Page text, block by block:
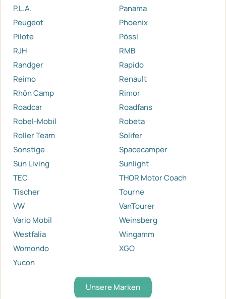
P.L.A.
Panama
Peugeot
Phoenix
Pilote
Pössl
RJH
RMB
Randger
Rapido
Reimo
Renault
Rhön Camp
Rimor
Roadcar
Roadfans
Robel-Mobil
Robeta
Roller Team
Solifer
Sonstige
Spacecamper
Sun Living
Sunlight
TEC
THOR Motor Coach
Tischer
Tourne
VW
VanTourer
Vario Mobil
Weinsberg
Westfalia
Wingamm
Womondo
XGO
Yucon
Unsere Marken